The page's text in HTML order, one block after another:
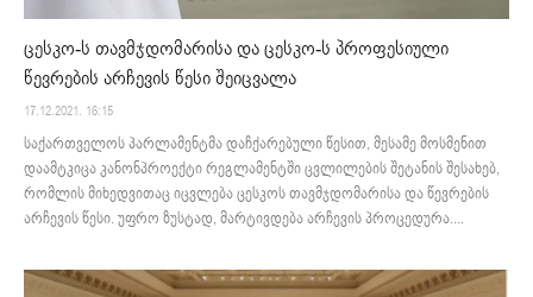
ცესკო-ს თავმჯდომარისა და ცესკო-ს პროფესიული
წევრების არჩევის წესი შეიცვალა
17.12.2021. 16:15
საქართველოს პარლამენტმა დაჩქარებული წესით, მესამე მოსმენით
დაამტკიცა კანონპროექტი რეგლამენტში ცვლილების შეტანის შესახებ,
რომლის მიხედვითაც იცვლება ცესკოს თავმჯდომარისა და წევრების
არჩევის წესი. უფრო ზუსტად, მარტივდება არჩევის პროცედურა....